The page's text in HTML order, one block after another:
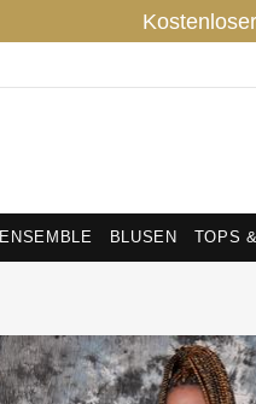
ENSEMBLE BLUSEN TOPS